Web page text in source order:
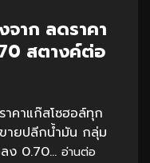
จาก ลดราคา
สตางค์ต่อ
าคาแก๊สโซฮอล์ทุก
ายปลีกน้ำมัน กลุ่ม
ง 0.70... อ่านต่อ